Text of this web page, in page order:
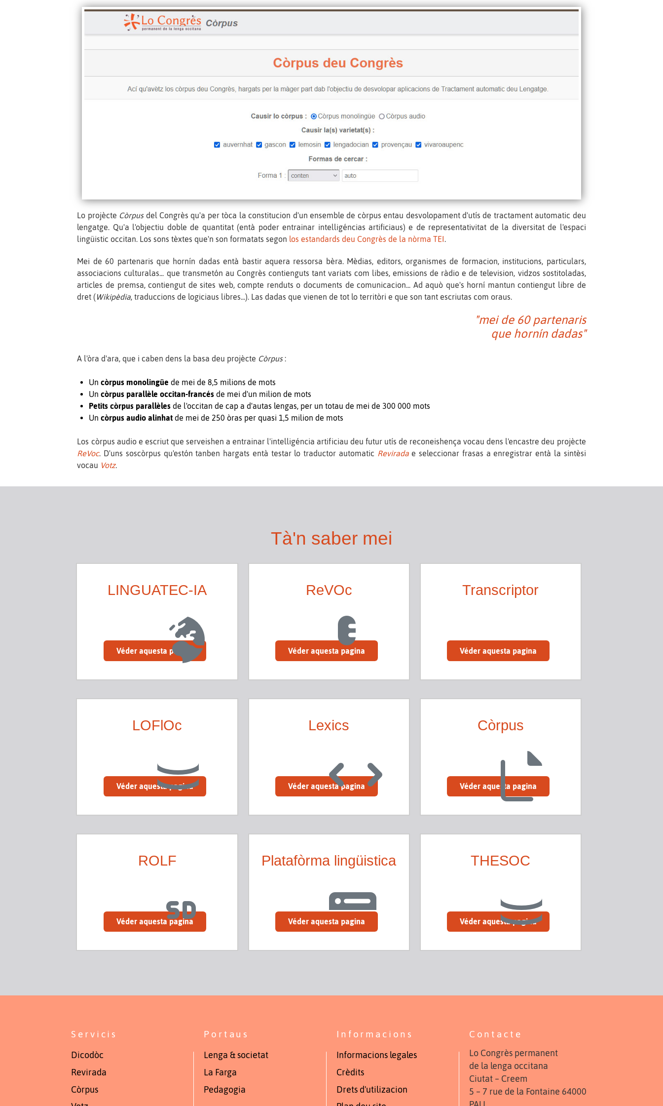
Lo projècte Còrpusdel Congrès qu'a per tòca la constitucion d'un ensemble de còrpus entau desvolopament d'utís de tractament automatic deu
lengatge. Qu'a l'objectiu doble de quantitat (entà poder entrainar intelligéncias artificiaus) e de representativitat de la diversitat de l'espaci
lingüistic occitan. Los sons tèxtes que'n son formatats segon los estandards deu Congrès de la nòrma TEI.
Mei de 60 partenaris que hornín dadas entà bastir aquera ressorsa bèra. Mèdias, editors, organismes de formacion, institucions, particulars,
associacions culturalas... que transmetón au Congrès contienguts tant variats com libes, emissions de ràdio e de television, vidzos sostitoladas,
articles de premsa, contiengut de sites web, compte renduts o documents de comunicacion... Ad aquò que's horní mantun contiengut libre de
dret (Wikipèdia, traduccions de logiciaus libres...). Las dadas que vienen de tot lo territòri e que son tant escriutas com oraus.
"mei de 60 partenaris
que hornín dadas"
A l'òra d'ara, que i caben dens la basa deu projècte Còrpus:
Uncòrpus monolingüe de mei de 8,5 milions de mots
Uncòrpus parallèle occitan-francés de mei d'un milion de mots
Petits còrpus parallèles de l'occitan de cap a d'autas lengas, per un totau de mei de 300 000 mots
Uncòrpus audio alinhat de mei de 250 òras per quasi 1,5 milion de mots
Los còrpus audio e escriut que serveishen a entrainar l'intelligéncia artificiau deu futur utís de reconeishença vocau dens l'encastre deu projècte
ReVoc. D'uns soscòrpus qu'estón tanben hargats entà testar lo traductor automatic Reviradae seleccionar frasas a enregistrar entà la sintèsi
vocau Votz.
Tà'n saber mei
LINGUATEC-IA
Véder aquesta pagina
ReVOc
Véder aquesta pagina
Transcriptor
Véder aquesta pagina
LOFlOc
Véder aquesta pagina
Lexics
Véder aquesta pagina
Còrpus
Véder aquesta pagina
ROLF
Véder aquesta pagina
Platafòrma lingüistica
Véder aquesta pagina
THESOC
Véder aquesta pagina
Servicis
Dicodòc
Revirada
Còrpus
Portaus
Lenga & societat
La Farga
Pedagogia
Informacions
Informacions legales
Crèdits
Drets d'utilizacion
Contacte
Lo Congrès permanent
de la lenga occitana
Ciutat – Creem
5 – 7 rue de la Fontaine 64000